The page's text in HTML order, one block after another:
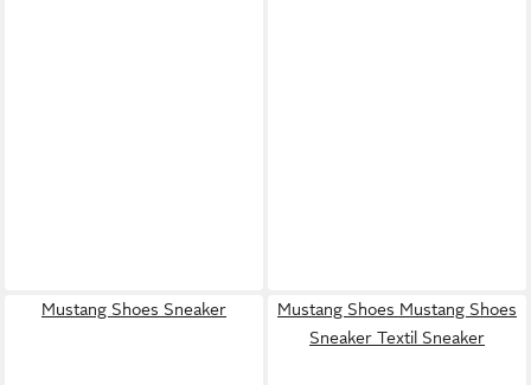
Mustang Shoes Sneaker
Mustang Shoes Mustang Shoes
Sneaker Textil Sneaker